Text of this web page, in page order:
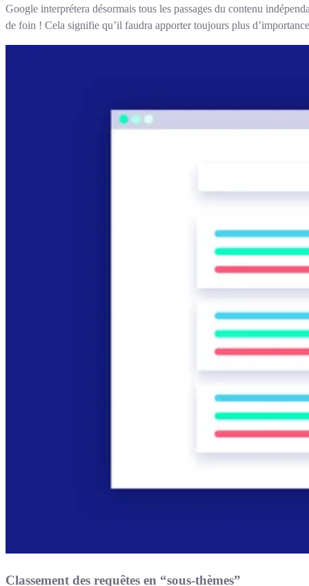
Google interprétera désormais tous les passages du contenu
de foin ! Cela signifie qu’il faudra apporter toujours plus
Classement des requêtes en “sous-thèmes”